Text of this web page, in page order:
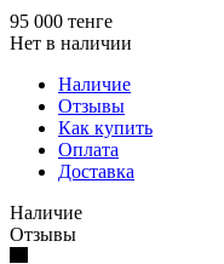
95 000 тенге
Нет в наличии
Наличие
Отзывы
Как купить
Оплата
Доставка
Наличие
Отзывы